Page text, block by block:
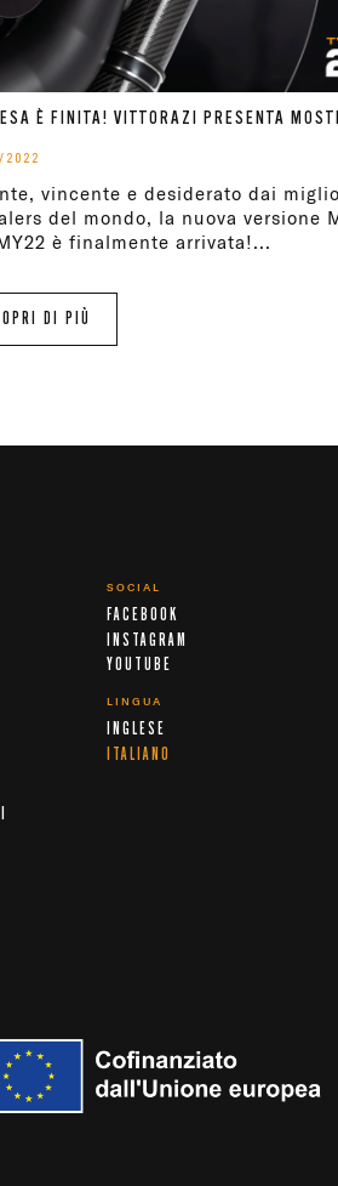
È FINITA! VITTORAZI PRESENTA
vincente e desiderato dai
del mondo, la nuova versione
è finalmente arrivata!...
DI PIÙ
SOCIAL
FACEBOOK
INSTAGRAM
YOUTUBE
LINGUA
INGLESE
ITALIANO